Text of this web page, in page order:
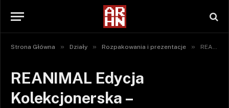
Strona Główna » Działy » Rozpakowania i prezentacje » REANIMAL Edycja Kolekcjonerska – rozpakowanie
REANIMAL Edycja
Kolekcjonerska –